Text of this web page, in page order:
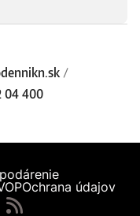
/
04 400
Ochrana údajov